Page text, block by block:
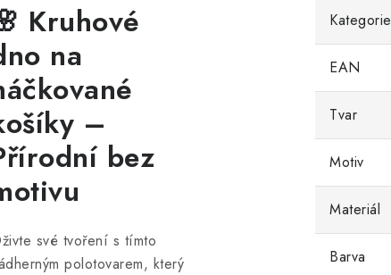
Kruhové
na
–
bez
své tvoření s tímto
polotovarem, který
Kategorie
EAN
Tvar
Motiv
Materiál
Barva